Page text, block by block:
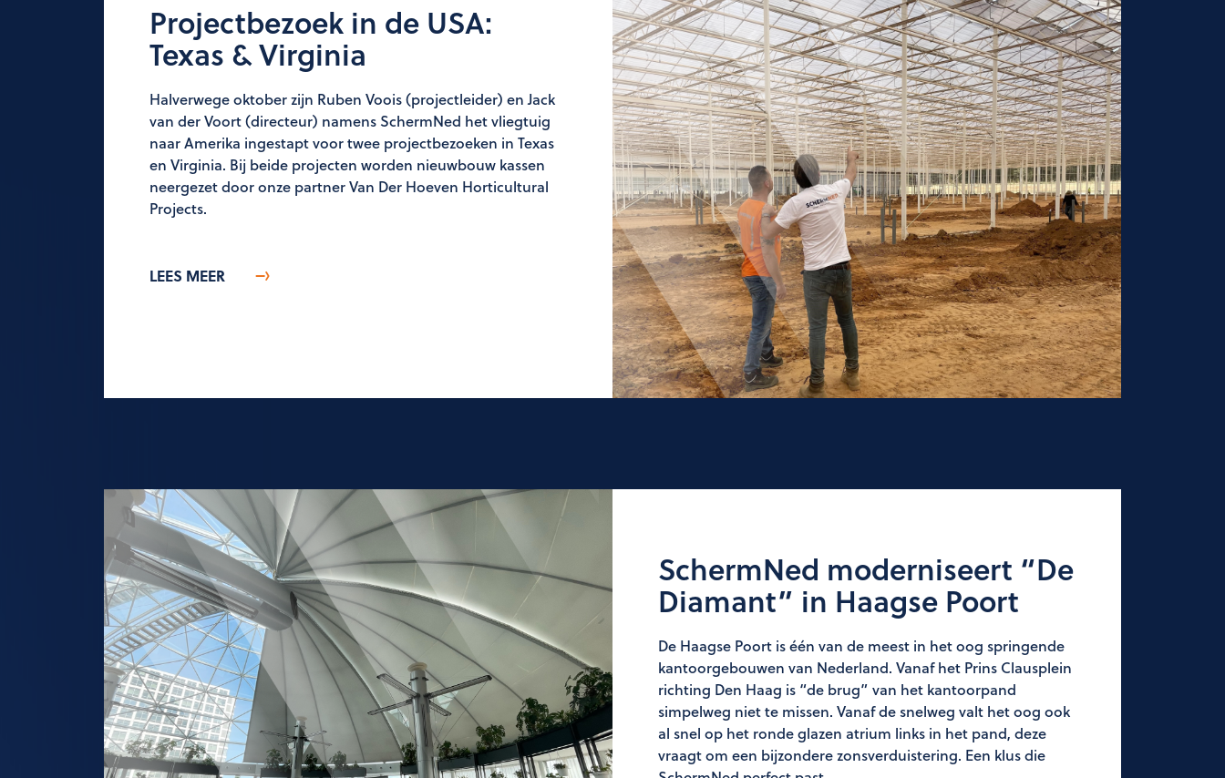
Projectbezoek in de USA:
Texas & Virginia
Halverwege oktober zijn Ruben Voois (projectleider) en Jack
van der Voort (directeur) namens SchermNed het vliegtuig
naar Amerika ingestapt voor twee projectbezoeken in Texas
en Virginia. Bij beide projecten worden nieuwbouw kassen
neergezet door onze partner Van Der Hoeven Horticultural
Projects.
LEES MEER
SchermNed moderniseert “De
Diamant” in Haagse Poort
De Haagse Poort is één van de meest in het oog springende
kantoorgebouwen van Nederland. Vanaf het Prins Clausplein
richting Den Haag is “de brug” van het kantoorpand
simpelweg niet te missen. Vanaf de snelweg valt het oog ook
al snel op het ronde glazen atrium links in het pand, deze
vraagt om een bijzondere zonsverduistering. Een klus die